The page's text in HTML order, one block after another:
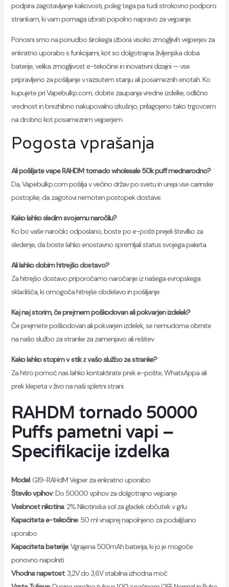
podpira zagotavljanje kakovosti, poleg tega pa tudi strokovno podporo
strankam, ki vam pomaga izbrati popolno napravo za vejpanje.
Ponosni smo na ponudbo širokega izbora visoko zmogljivih vejperjev za
enkratno uporabo s funkcijami, kot so dolgotrajna življenjska doba
baterije, velika zmogljivost e-tekočine in inovativni dizajni — vse
pripravljeno za pošiljanje v razsutem stanju ali posameznih enotah. Ko
kupujete pri Vapebulkp.com, dobite zaupanja vredne izdelke, odlično
vrednost in brezhibno nakupovalno izkušnjo, prilagojeno tako trgovcem
na drobno kot posameznim vejperjem.
Pogosta vprašanja
Ali pošiljate vape RAHDM tornado wholesale 50k puff mednarodno?
Da, Vapebulkp.com pošilja v večino držav po svetu in ureja vse carinske
postopke, da zagotovi nemoten postopek dostave.
Kako lahko sledim svojemu naročilu?
Ko bo vaše naročilo odposlano, boste po e-pošti prejeli številko za
sledenje, da boste lahko enostavno spremljali status svojega paketa.
Ali lahko dobim hitrejšo dostavo?
Za hitrejšo dostavo priporočamo naročanje iz našega evropskega
skladišča, ki omogoča hitrejše obdelavo in pošiljanje.
Kaj naj storim, če prejmem poškodovan ali pokvarjen izdelek?
Če prejmete poškodovan ali pokvarjen izdelek, se nemudoma obrnite
na našo službo za stranke za zamenjavo ali rešitev.
Kako lahko stopim v stik z vašo službo za stranke?
Za hitro pomoč nas lahko kontaktirate prek e-pošte, WhatsAppa ali
prek klepeta v živo na naši spletni strani.
RAHDM tornado 50000
Puffs pametni vapi –
Specifikacije izdelka
Model: G19-RAHdM Vejper za enkratno uporabo
Število vpihov: Do 50000 vpihov za dolgotrajno vejpanje
Vsebnost nikotina: 2% Nikotinska sol za gladek občutek v grlu
Kapaciteta e-tekočine: 50 ml vnaprej napolnjeno za podaljšano
uporabo
Kapaciteta baterije: Vgrajena 500mAh baterija, ki jo je mogoče
ponovno napolniti
Vhodna napetost: 3,2V do 3,6V stabilna izhodna moč